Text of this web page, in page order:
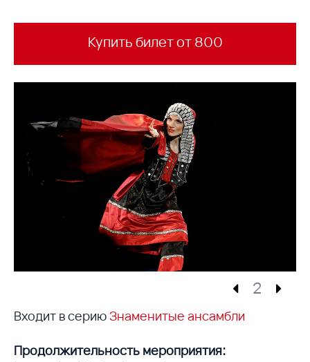
Купить билет от 800
2
Входит в сериюЗнаменитые ансамбли
Продолжительность мероприятия: